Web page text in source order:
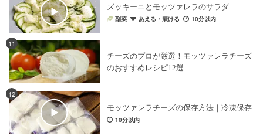
ズッキーニとモッツァレラのサラダ
副菜 あえる・漬ける 10分以内
11
チーズのプロが厳選！モッツァレラチーズ
のおすすめレシピ12選
12
モッツァレラチーズの保存方法｜冷凍保存
10分以内